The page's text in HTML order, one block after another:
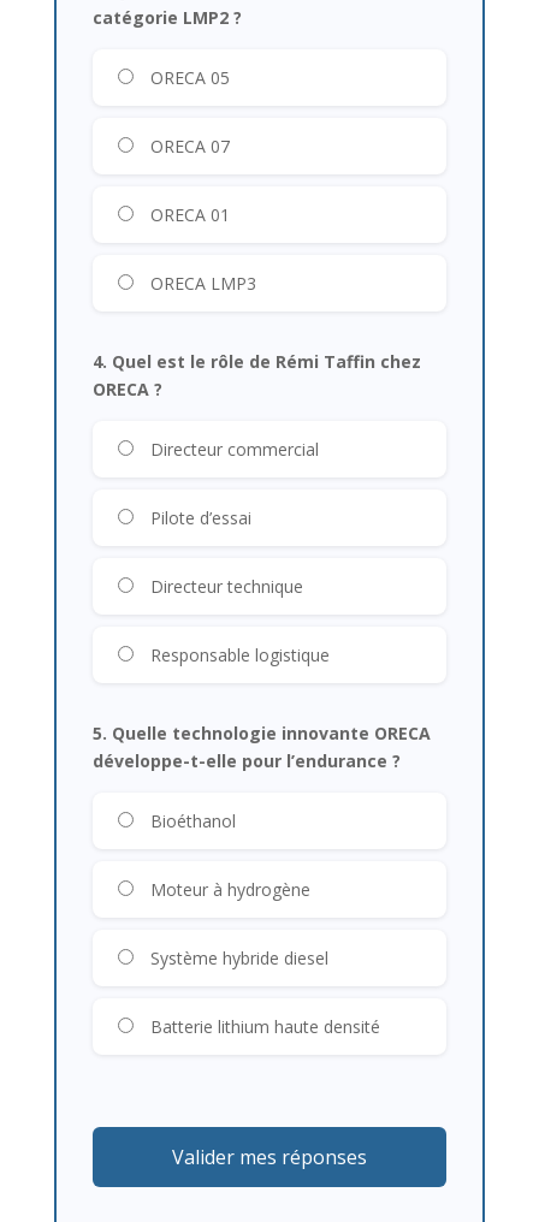
catégorie LMP2 ?
ORECA 05
ORECA 07
ORECA 01
ORECA LMP3
4. Quel est le rôle de Rémi Taffin chez
ORECA ?
Directeur commercial
Pilote d’essai
Directeur technique
Responsable logistique
5. Quelle technologie innovante ORECA
développe-t-elle pour l’endurance ?
Bioéthanol
Moteur à hydrogène
Système hybride diesel
Batterie lithium haute densité
Valider mes réponses